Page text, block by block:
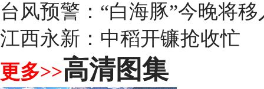
台风预警：“白海豚”今晚将
江西永新：中稻开镰抢收忙
更多>>高清图集